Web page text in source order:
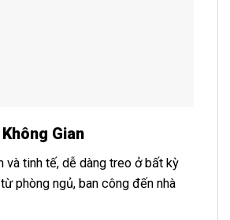
Gian
và tinh tế, dễ dàng treo ở bất kỳ
phòng ngủ, ban công đến nhà